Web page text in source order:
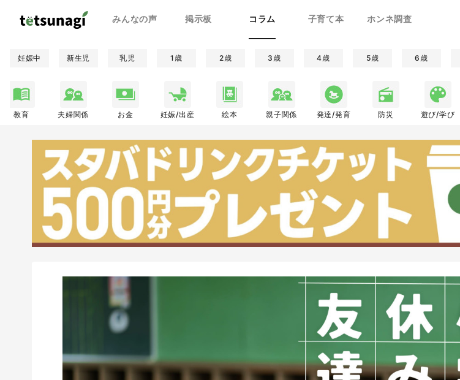
みんなの声 掲示板 コラム 子育て本 ホンネ調査
妊娠中 新生児 乳児 1歳 2歳 3歳 4歳 5歳 6歳
教育 夫婦関係 お金 妊娠/出産 絵本 親子関係 発達/発育 防災 遊び/学び